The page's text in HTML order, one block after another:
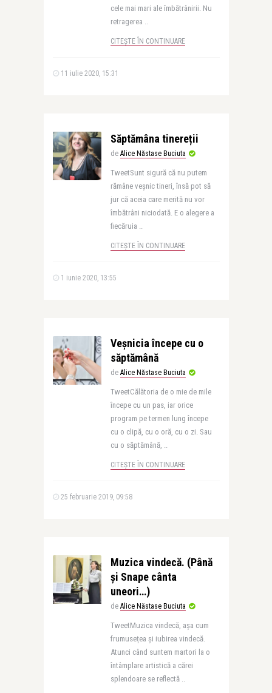
cele mai mari ale îmbătrânirii. Nu
retragerea ..
CITEȘTE ÎN CONTINUARE
11 iulie 2020, 15:31
Săptămâna tinereții
de Alice Năstase Buciuta
TweetSunt sigură că nu putem
rămâne veșnic tineri, însă pot să
jur că aceia care merită nu vor
îmbătrâni niciodată. E o alegere a
fiecăruia ..
CITEȘTE ÎN CONTINUARE
1 iunie 2020, 13:55
Veșnicia începe cu o
săptămână
de Alice Năstase Buciuta
TweetCălătoria de o mie de mile
începe cu un pas, iar orice
program pe termen lung începe
cu o clipă, cu o oră, cu o zi. Sau
cu o săptămână, ..
CITEȘTE ÎN CONTINUARE
25 februarie 2019, 09:58
Muzica vindecă. (Până
și Snape cânta
uneori…)
de Alice Năstase Buciuta
TweetMuzica vindecă, așa cum
frumusețea și iubirea vindecă.
Atunci când suntem martori la o
întâmplare artistică a cărei
splendoare se reflectă ..